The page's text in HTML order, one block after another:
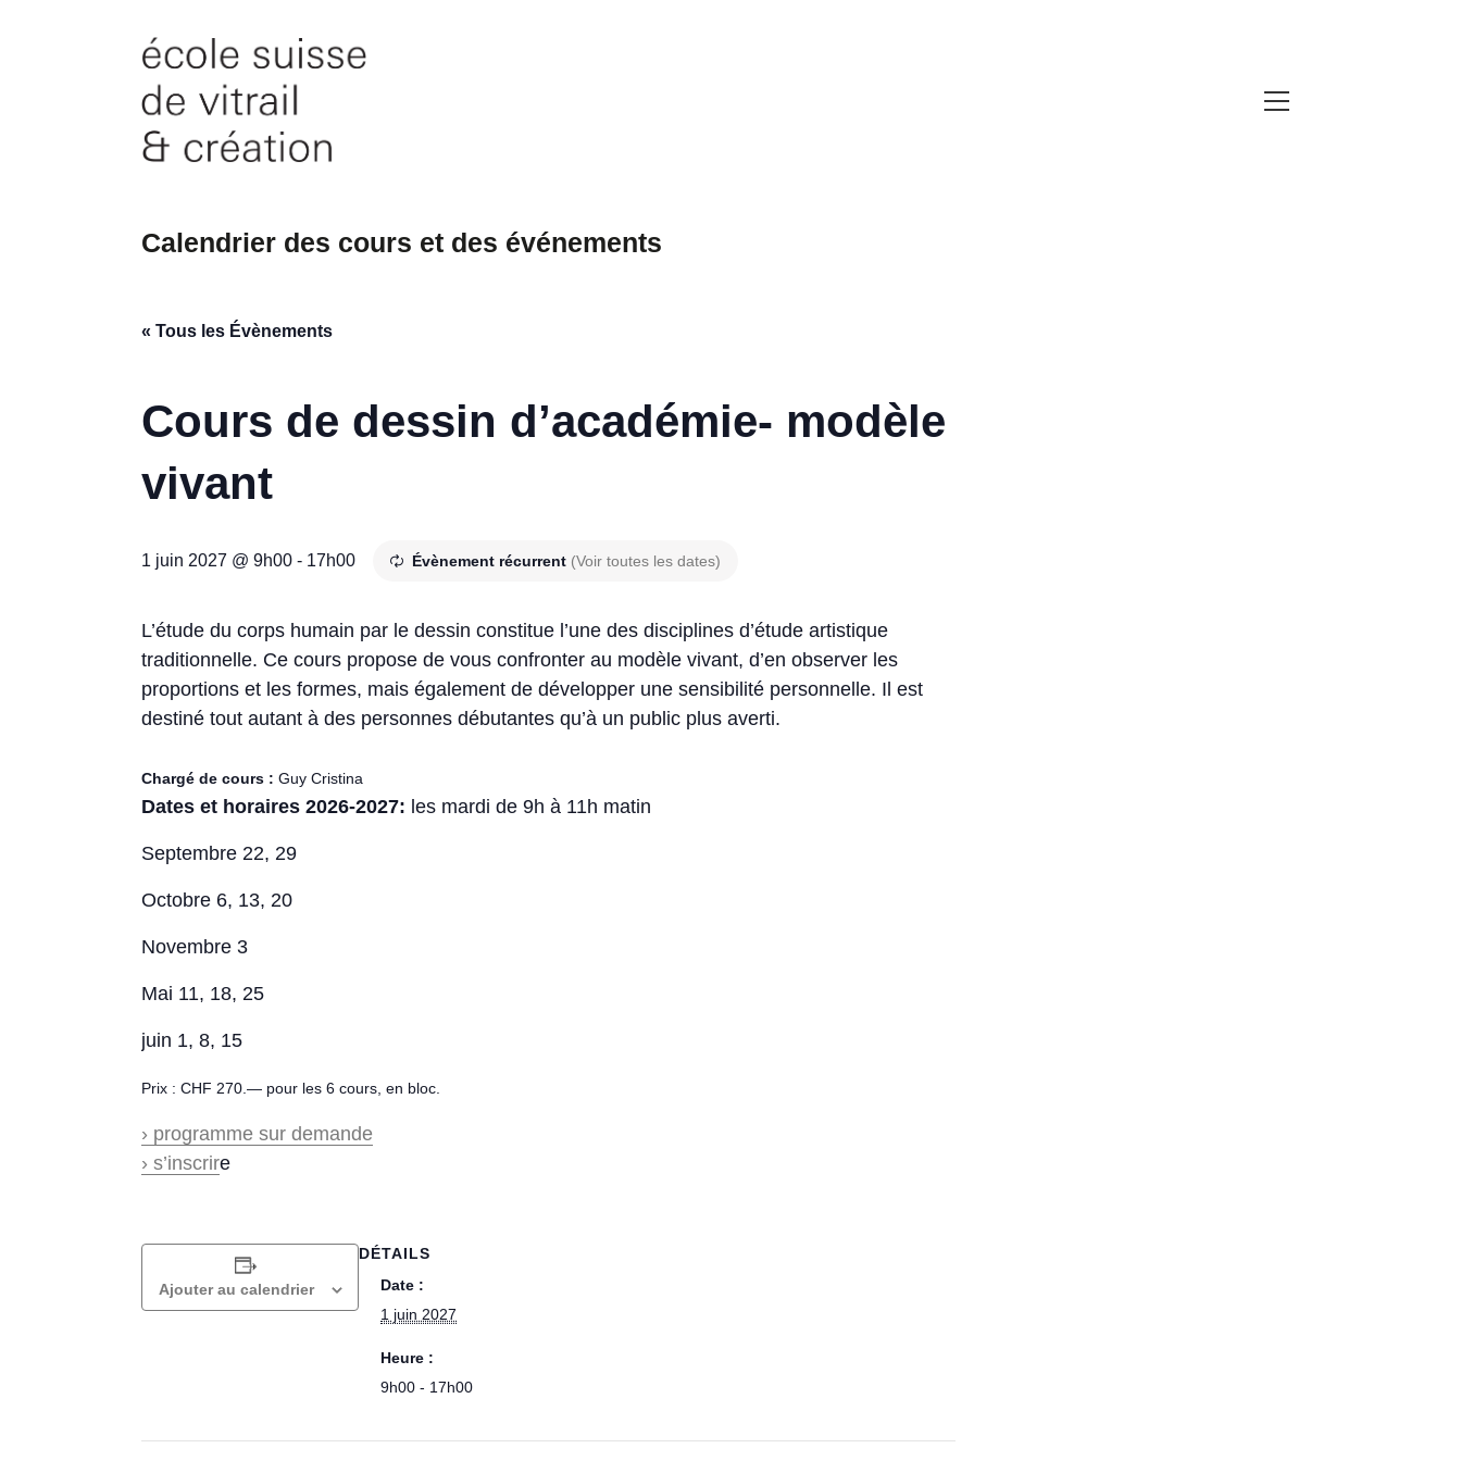
Calendrier des cours et des événements
« Tous les Évènements
Cours de dessin d’académie- modèle
vivant
1 juin 2027 @ 9h00 - 17h00 Évènement récurrent (Voir toutes les dates)
L’étude du corps humain par le dessin constitue l’une des disciplines d’étude artistique
traditionnelle. Ce cours propose de vous confronter au modèle vivant, d’en observer les
proportions et les formes, mais également de développer une sensibilité personnelle. Il est
destiné tout autant à des personnes débutantes qu’à un public plus averti.
Chargé de cours : Guy Cristina
Dates et horaires 2026-2027: les mardi de 9h à 11h matin
Septembre 22, 29
Octobre 6, 13, 20
Novembre 3
Mai 11, 18, 25
juin 1, 8, 15
Prix : CHF 270.— pour les 6 cours, en bloc.
› programme sur demande
› s’inscrire
Ajouter au calendrier
DÉTAILS
Date :
1 juin 2027
Heure :
9h00 - 17h00